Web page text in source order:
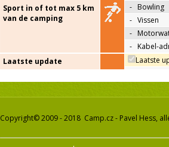
Sport in of tot max 5 km
van de camping
- Bowling
- Vissen
-
- Kabel-
Laatste update
Laatste
Copyright© 2009 - 2018 Camp.cz - Pavel Hess,